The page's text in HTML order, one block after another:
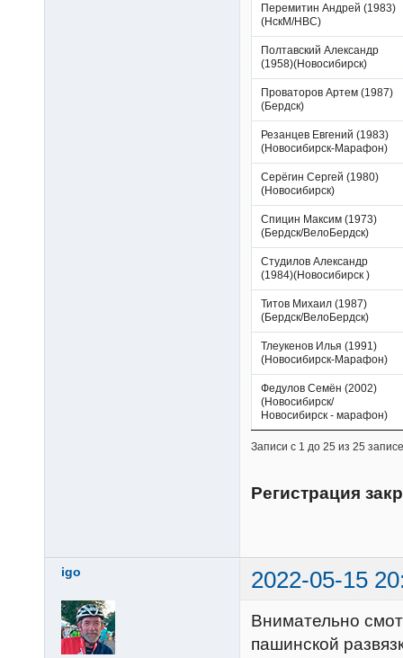
Перемитин Андрей (1983)
(НскМ/НВС)
Полтавский Александр
(1958)(Новосибирск)
Проваторов Артем (1987)
(Бердск)
Резанцев Евгений (1983)
(Новосибирск-Марафон)
Серёгин Сергей (1980)
(Новосибирск)
Спицин Максим (1973)
(Бердск/ВелоБердск)
Студилов Александр
(1984)(Новосибирск )
Титов Михаил (1987)
(Бердск/ВелоБердск)
Тлеукенов Илья (1991)
(Новосибирск-Марафон)
Федулов Семён (2002)
(Новосибирск/
Новосибирск - марафон)
Записи с 1 до 25 из 25
Регистрация
igo 2022-05-15
Внимательно
пашинской